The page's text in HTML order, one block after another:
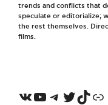
trends and conflicts that
speculate or editorialize;
the rest themselves.
films.
VKontakte
YouTube
Telegram
Twitter